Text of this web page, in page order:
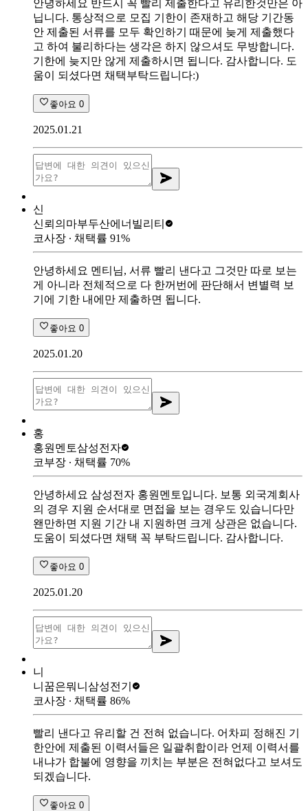
안녕하세요 반드시 꼭 빨리 제출한다고 유리한것만은 아
닙니다. 통상적으로 모집 기한이 존재하고 해당 기간동
안 제출된 서류를 모두 확인하기 때문에 늦게 제출했다
고 하여 불리하다는 생각은 하지 않으셔도 무방합니다.
기한에 늦지만 않게 제출하시면 됩니다. 감사합니다. 도
움이 되셨다면 채택부탁드립니다:)
좋아요 0
2025.01.21
신
신뢰의마부두산에너빌리티
코사장 ∙ 채택률 91%
안녕하세요 멘티님, 서류 빨리 낸다고 그것만 따로 보는
게 아니라 전체적으로 다 한꺼번에 판단해서 변별력 보
기에 기한 내에만 제출하면 됩니다.
좋아요 0
2025.01.20
홍
홍원멘토삼성전자
코부장 ∙ 채택률 70%
안녕하세요 삼성전자 홍원멘토입니다. 보통 외국계회사
의 경우 지원 순서대로 면접을 보는 경우도 있습니다만
왠만하면 지원 기간 내 지원하면 크게 상관은 없습니다.
도움이 되셨다면 채택 꼭 부탁드립니다. 감사합니다.
좋아요 0
2025.01.20
니
니꿈은뭐니 삼성전기
코사장 ∙ 채택률 86%
빨리 낸다고 유리할 건 전혀 없습니다. 어차피 정해진 기
한안에 제출된 이력서들은 일괄취합이라 언제 이력서를
내냐가 합불에 영향을 끼치는 부분은 전혀없다고 보셔도
되겠습니다.
좋아요 0